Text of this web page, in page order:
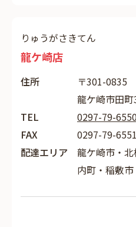
りゅうがさきてん
龍ケ崎店
住所
〒301-0835
龍ケ崎市田
TEL
0297-79-
FAX
0297-79-6551
配達エリア
龍ケ崎市・
内町・稲敷市